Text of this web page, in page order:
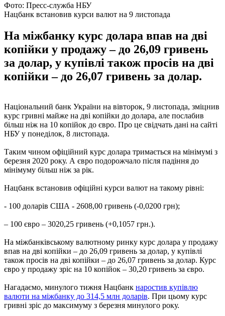
Фото: Пресс-служба НБУ
Нацбанк встановив курси валют на 9 листопада
На міжбанку курс долара впав на дві
копійки у продажу – до 26,09 гривень
за долар, у купівлі також просів на дві
копійки – до 26,07 гривень за долар.
Національний банк України на вівторок, 9 листопада, зміцнив
курс гривні майже на дві копійки до долара, але послабив
більш ніж на 10 копійок до євро. Про це свідчать дані на сайті
НБУ у понеділок, 8 листопада.
Таким чином офіційний курс долара тримається на мінімумі з
березня 2020 року. А євро подорожчало після падіння до
мінімуму більш ніж за рік.
Нацбанк встановив офіційні курси валют на такому рівні:
- 100 доларів США - 2608,00 гривень (-0,0200 грн);
– 100 євро – 3020,25 гривень (+0,1057 грн.).
На міжбанківському валютному ринку курс долара у продажу
впав на дві копійки – до 26,09 гривень за долар, у купівлі
також просів на дві копійки – до 26,07 гривень за долар. Курс
євро у продажу зріс на 10 копійок – 30,20 гривень за євро.
Нагадаємо, минулого тижня Нацбанк наростив купівлю
валюти на міжбанку до 314,5 млн доларів. При цьому курс
гривні зріс до максимуму з березня минулого року.